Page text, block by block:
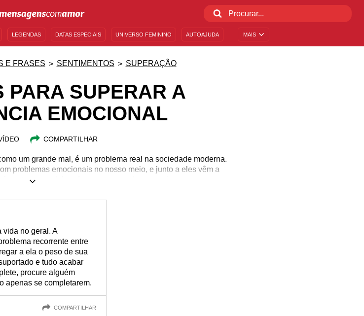
MAIS
LEGENDAS DATAS ESPECIAIS UNIVERSO FEMININO AUTOAJUDA
E FRASES SENTIMENTOS SUPERAÇÃO
PARA SUPERAR A
EMOCIONAL
COMPARTILHAR
um grande mal, é um problema real na sociedade moderna.
problemas emocionais no nosso meio, e junto a eles vêm a
pessoal. Isso faz com que cada vez mais pessoas se
acarreta humilhações e situações abusivas, já que o "poder"
dicas para perceber que o seu valor e amor são suficientes
vida no geral. A
recorrente entre
a ela o peso de sua
e tudo acabar
procure alguém
apenas se completarem.
COMPARTILHAR